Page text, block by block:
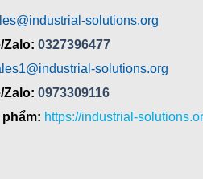
solutions.org
Zalo: 0327396477
solutions.org
Zalo: 0973309116
https://industrial-